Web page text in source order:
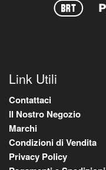
Link Utili
Contattaci
Il Nostro Negozio
Marchi
Condizioni di Vendita
Privacy Policy